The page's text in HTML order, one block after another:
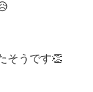
そうです👏